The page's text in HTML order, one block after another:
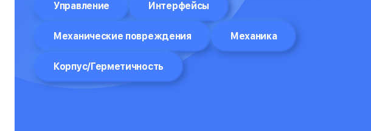
Пароварки
Планшеты
Плоттеры
Посудомоечные машины
Управление Интерфейсы
Механические повреждения Механика
Корпус/Герметичность